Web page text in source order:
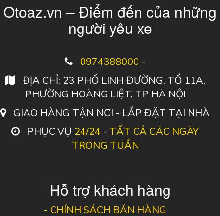
Otoaz.vn – Điểm đến của những
người yêu xe
0974388000 -
ĐỊA CHỈ: 23 PHỐ LINH ĐƯỜNG, TỔ 11A,
PHƯỜNG HOÀNG LIỆT, TP HÀ NỘI
GIAO HÀNG TẬN NƠI - LẮP ĐẶT TẠI NHÀ
PHỤC VỤ 24/24 - TẤT CẢ CÁC NGÀY
TRONG TUẦN
Hỗ trợ khách hàng
- CHÍNH SÁCH BÁN HÀNG